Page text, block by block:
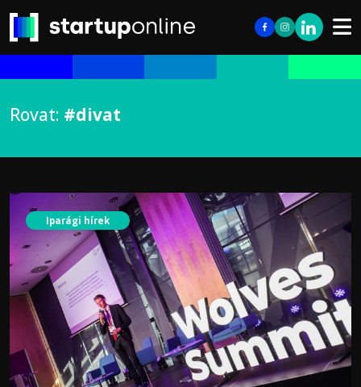
Rovat: #divat
Iparági hírek